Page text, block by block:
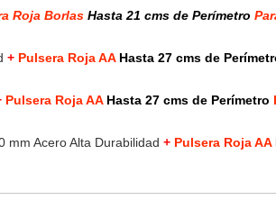
Roja Borlas Hasta 21 cms de Perímetro
+ Pulsera Roja AA Hasta 27 cms de
Pulsera Roja AA Hasta 27 cms de Perímetro
mm Acero Alta Durabilidad + Pulsera Roja AA